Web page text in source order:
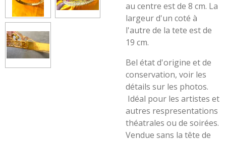
au centre est de 8 cm. La
largeur d'un coté à
l'autre de la tete est de
19 cm.
Bel état d'origine et de
conservation, voir les
détails sur les photos.
Idéal pour les artistes et
autres respresentations
théatrales ou de soirées.
Vendue sans la tête de